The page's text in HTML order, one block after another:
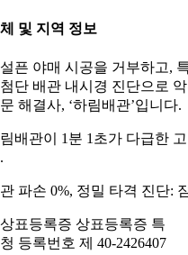
및 지역 정보
픈 야매 시공을 거부하고,
단 배관 내시경 진단으로
해결사, ‘하림배관’입니다.
배관이 1분 1초가 다급한
파손 0%, 정밀 타격 진단: